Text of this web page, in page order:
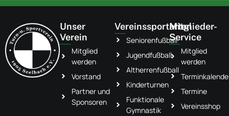
Unser
Verein
Mitglied
werden
Vorstand
Partner und
Sponsoren
Vereinssportarten
Seniorenfußball
Jugendfußball
Altherrenfußball
Kinderturnen
Funktionale
Gymnastik
Mitglieder-
Service
Mitglied
werden
Termine
Vereinsshop